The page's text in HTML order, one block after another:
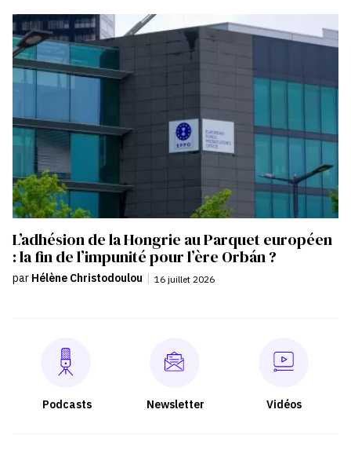
L’adhésion de la Hongrie au Parquet européen
: la fin de l’impunité pour l’ère Orbán ?
par Hélène Christodoulou | 16 juillet 2026
Podcasts Newsletter Vidéos